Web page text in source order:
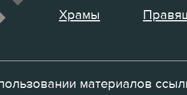
Храмы
материалов